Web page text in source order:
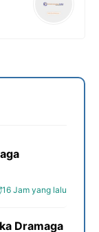
16 Jam yang lalu
Dramaga